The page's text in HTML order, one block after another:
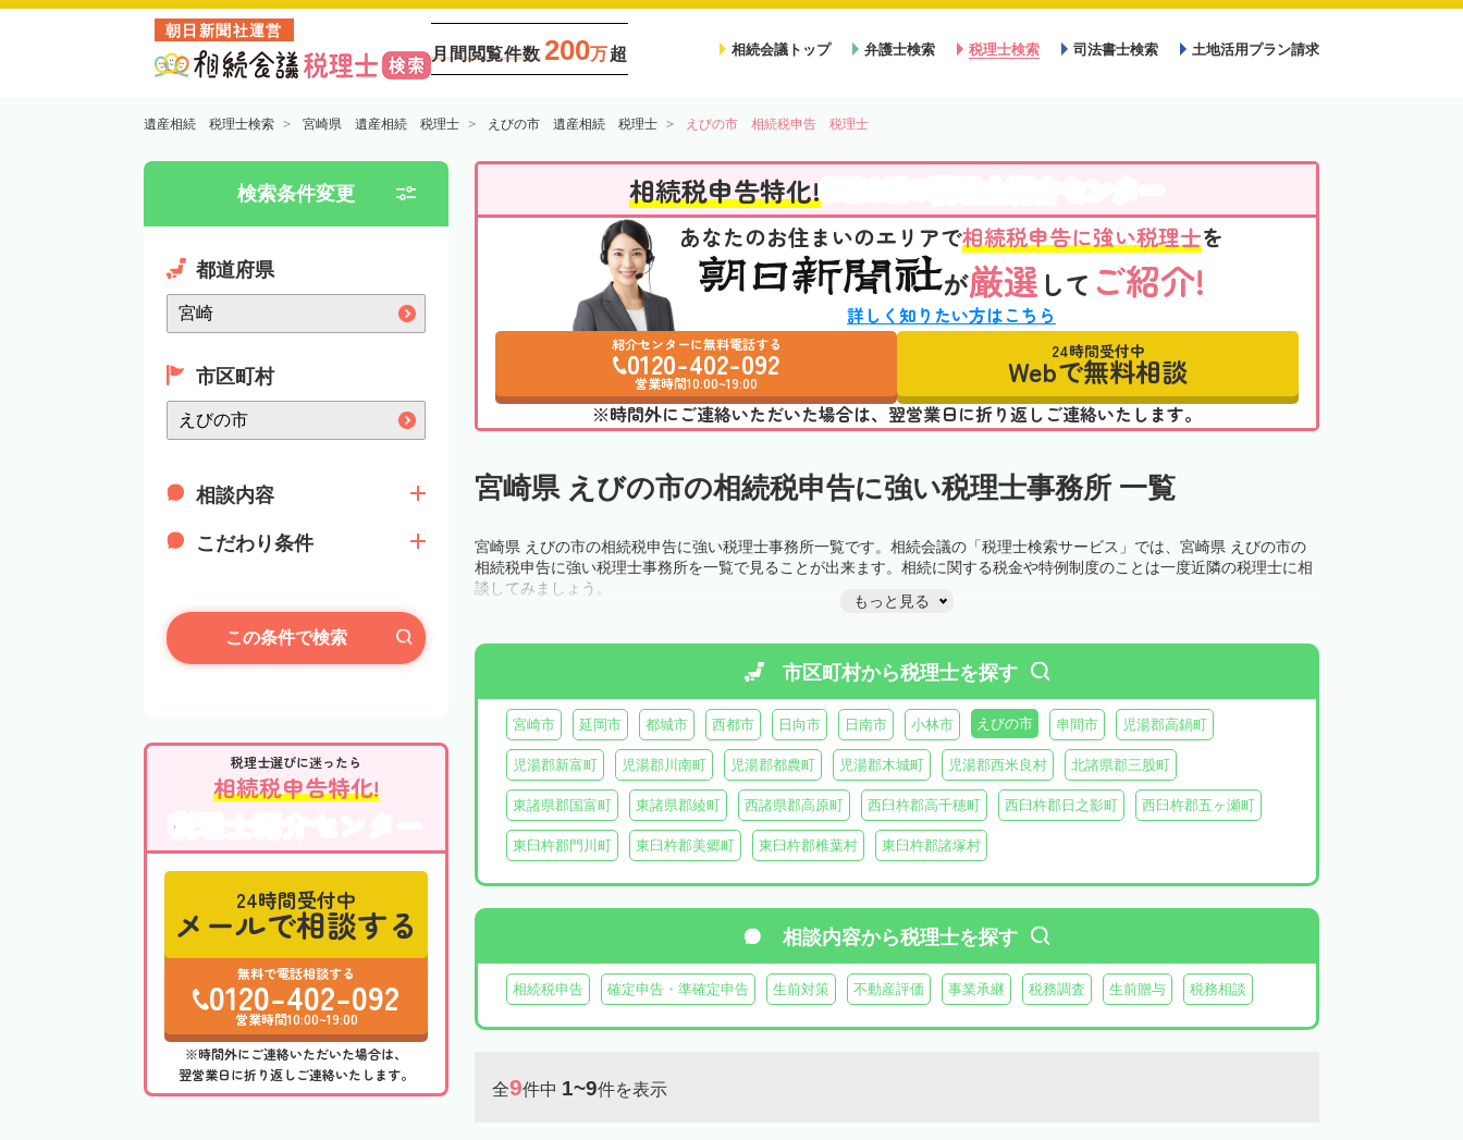
朝日新聞社運営
月間閲覧件数 200万超 相続会議トップ 弁護士検索 税理士検索 司法書士検索 土地活用プラン請求
遺産相続 税理士検索 宮崎県 遺産相続 税理士 えびの市 遺産相続 税理士 えびの市 相続税申告 税理士
検索条件変更
都道府県
市区町村
相談内容
こだわり条件
この条件で検索
税理士選びに迷ったら
相続税申告特化!
税理士紹介センター
24時間受付中
メールで相談する
無料で電話相談する
0120-402-092
営業時間10:00~19:00
※時間外にご連絡いただいた場合は、
翌営業日に折り返しご連絡いたします。
相続税申告特化!
あなたのお住まいのエリアで相続税申告に強い税理士を
が厳選 して ご紹介!
詳しく知りたい方はこちら
紹介センターに無料電話する
0120-402-092
営業時間10:00~19:00
24時間受付中
Webで無料相談
※時間外にご連絡いただいた場合は、翌営業日に折り返しご連絡いたします。
宮崎県 えびの市の相続税申告に強い税理士事務所 一覧
宮崎県 えびの市の相続税申告に強い税理士事務所一覧です。相続会議の「税理士検索サービス」では、宮崎県 えびの市の
相続税申告に強い税理士事務所を一覧で見ることが出来ます。相続に関する税金や特例制度のことは一度近隣の税理士に相
談してみましょう。
もっと見る
市区町村から税理士を探す
宮崎市 延岡市 都城市 西都市 日向市 日南市 小林市 えびの市 串間市 児湯郡高鍋町
児湯郡新富町 児湯郡川南町 児湯郡都農町 児湯郡木城町 児湯郡西米良村 北諸県郡三股町
東諸県郡国富町 東諸県郡綾町 西諸県郡高原町 西臼杵郡高千穂町 西臼杵郡日之影町 西臼杵郡五ヶ瀬町
東臼杵郡門川町 東臼杵郡美郷町 東臼杵郡椎葉村 東臼杵郡諸塚村
相談内容から税理士を探す
相続税申告 確定申告・準確定申告 生前対策 不動産評価 事業承継 税務調査 生前贈与 税務相談
全9件中 1~9件を表示